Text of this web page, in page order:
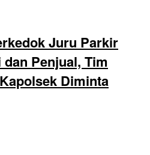
Juru Parkir
Penjual, Tim
Diminta